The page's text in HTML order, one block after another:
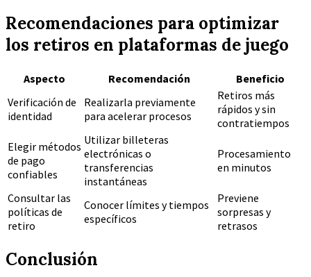
Recomendaciones para optimizar
los retiros en plataformas de juego
Aspecto Recomendación
Beneficio
Verificación de
identidad
Realizarla previamente
para acelerar procesos
Retiros más
rápidos y sin
contratiempos
Elegir métodos
de pago
confiables
Utilizar billeteras
electrónicas o
transferencias
instantáneas
Procesamiento
en minutos
Consultar las
políticas de
retiro
Conocer límites y tiempos
específicos
Previene
sorpresas y
retrasos
Conclusión